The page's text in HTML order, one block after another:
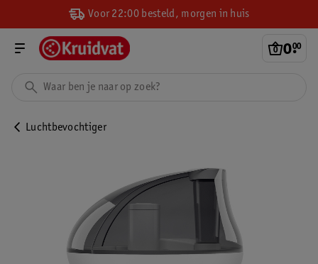
Voor 22:00 besteld, morgen in huis
0.
00
Luchtbevochtiger